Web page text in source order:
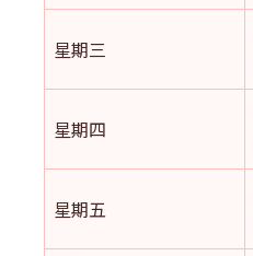
星期三
星期四
星期五